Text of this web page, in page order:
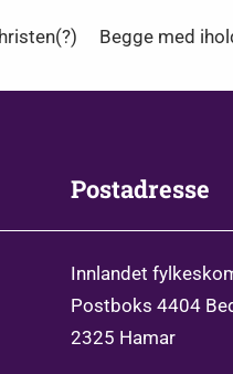
Begge med
Postadresse
Innlandet
Postboks 4404
2325 Hamar